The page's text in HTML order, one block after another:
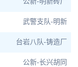
武警支队-明新
台岩八队-铸造厂
公新-长兴胡同